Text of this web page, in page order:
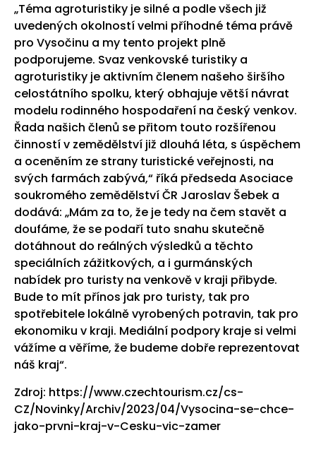
„Téma agroturistiky je silné a podle všech již
uvedených okolností velmi příhodné téma právě
pro Vysočinu a my tento projekt plně
podporujeme. Svaz venkovské turistiky a
agroturistiky je aktivním členem našeho širšího
celostátního spolku, který obhajuje větší návrat
modelu rodinného hospodaření na český venkov.
Řada našich členů se přitom touto rozšířenou
činností v zemědělství již dlouhá léta, s úspěchem
a oceněním ze strany turistické veřejnosti, na
svých farmách zabývá,“ říká předseda Asociace
soukromého zemědělství ČR Jaroslav Šebek a
dodává: „Mám za to, že je tedy na čem stavět a
doufáme, že se podaří tuto snahu skutečně
dotáhnout do reálných výsledků a těchto
speciálních zážitkových, a i gurmánských
nabídek pro turisty na venkově v kraji přibyde.
Bude to mít přínos jak pro turisty, tak pro
spotřebitele lokálně vyrobených potravin, tak pro
ekonomiku v kraji. Mediální podpory kraje si velmi
vážíme a věříme, že budeme dobře reprezentovat
náš kraj“.
Zdroj: https://www.czechtourism.cz/cs-
CZ/Novinky/Archiv/2023/04/Vysocina-se-chce-
jako-prvni-kraj-v-Cesku-vic-zamer